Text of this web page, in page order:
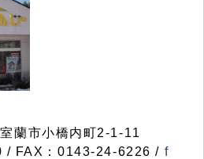
蘭市小橋内町2-1-11
/ FAX：0143-24-6226 / f